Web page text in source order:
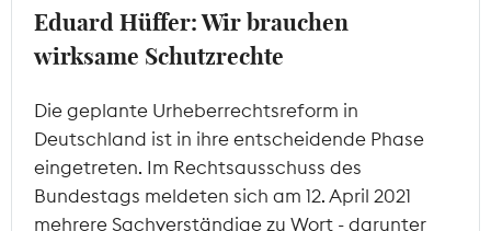
Eduard Hüffer: Wir brauchen
wirksame Schutzrechte
Die geplante Urheberrechtsreform in
Deutschland ist in ihre entscheidende Phase
eingetreten. Im Rechtsausschuss des
Bundestags meldeten sich am 12. April 2021
mehrere Sachverständige zu Wort - darunter